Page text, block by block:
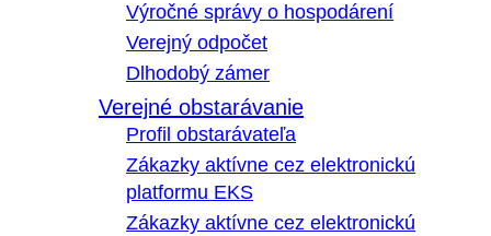
Výročné správy o hospodárení
Verejný odpočet
Dlhodobý zámer
Verejné obstarávanie
Profil obstarávateľa
Zákazky aktívne cez elektronickú
platformu EKS
Zákazky aktívne cez elektronickú